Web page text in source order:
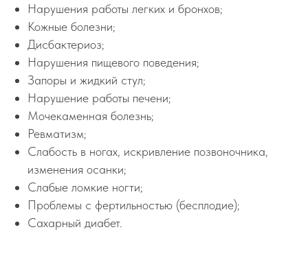
Нарушения работы легких и бронхов;
Кожные болезни;
Дисбактериоз;
Нарушения пищевого поведения;
Запоры и жидкий стул;
Нарушение работы печени;
Мочекаменная болезнь;
Ревматизм;
Слабость в ногах, искривление позвоночника,
изменения осанки;
Слабые ломкие ногти;
Проблемы с фертильностью (бесплодие);
Сахарный диабет.
Отправляя данные, вы соглашаетесь на обработку
Запись на консультацию